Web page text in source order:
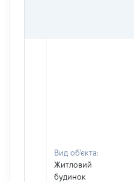
Вид об'єкта:
Житловий
будинок